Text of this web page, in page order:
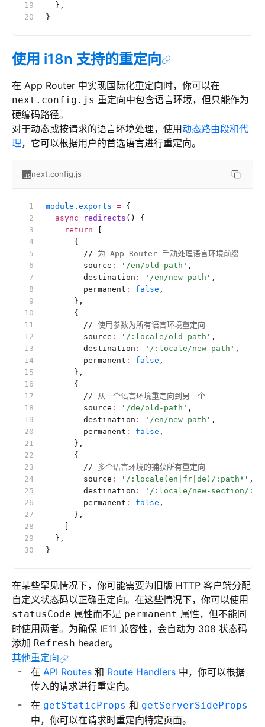
  },
}
使用 i18n 支持的重定向
在 App Router 中实现国际化重定向时，你可以在
next.config.js 重定向中包含语言环境，但只能作为
硬编码路径。
对于动态或按请求的语言环境处理，使用动态路由段和代
理，它可以根据用户的首选语言进行重定向。
next.config.js
module . exports = {
  async
redirects () {
    return
      {
        //
为 App Router 手动处理语言环境前缀
        source
: ' /en/old-path ' ,
        destination
: ' /en/new-path ' ,
        permanent
: false ,
      },
      {
        //
使用参数为所有语言环境重定向
        source
: ' /:locale/old-path ' ,
        destination
: ' /:locale/new-path ' ,
        permanent
: false ,
      },
      {
        //
从一个语言环境重定向到另一个
        source
: ' /de/old-path ' ,
        destination
: ' /en/new-path ' ,
        permanent
: false ,
      },
      {
        //
多个语言环境的捕获所有重定向
        source
: ' /:locale(en|fr|de)/:path* ' ,
        destination
: ' /:locale/new-section/
        permanent
: false ,
      },
  },
}
在某些罕见情况下，你可能需要为旧版 HTTP 客户端分配
自定义状态码以正确重定向。在这些情况下，你可以使用
statusCode 属性而不是 permanent 属性，但不能同
时使用两者。为确保 IE11 兼容性，会自动为 308 状态码
添加 Refresh header。
其他重定向
在 API Routes 和 Route Handlers 中，你可以根据
传入的请求进行重定向。
在 getStaticProps 和 getServerSideProps
中，你可以在请求时重定向特定页面。